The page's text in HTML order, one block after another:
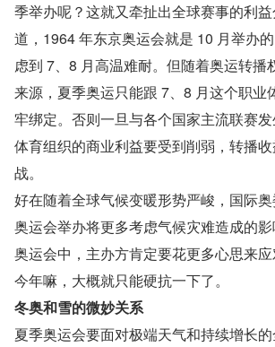
季举办呢？这就又牵扯出全球赛事的利
道，1964 年东京奥运会就是 10 月举办
虑到 7、8 月高温难耐。但随着奥运转播
来源，夏季奥运只能跟 7、8 月这个职业
牢绑定。否则一旦与各个国家主流联赛
体育组织的商业利益要受到削弱，转播
战。
好在随着全球气候变暖形势严峻，国际
奥运会举办将更多考虑气候灾难造成的
奥运会中，主办方肯定要花更多心思来应
今年嘛，大概就只能硬抗一下了。
冬奥和雪的微妙关系
夏季奥运会要面对极端天气和持续增长